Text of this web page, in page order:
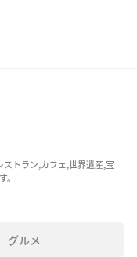
トラン,カフェ,世界遺産,宝
グルメ